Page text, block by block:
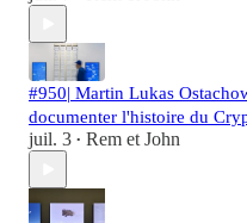
#950| Martin Lukas
documenter l'histoire du
juil. 3 • Rem et John